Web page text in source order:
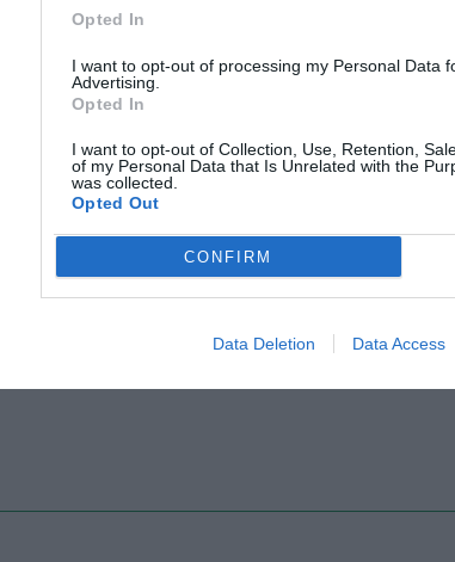
Opted In
I want to opt-out of processing my Personal Data
Advertising.
Opted In
I want to opt-out of Collection, Use, Retention,
of my Personal Data that Is Unrelated with the
was collected.
Opted Out
CONFIRM
Data Deletion Data Access
United
il Borussia
Wiltord vuole giocare